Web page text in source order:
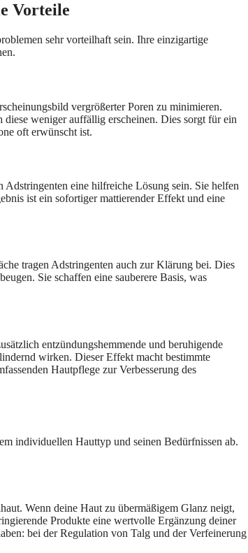
Vorteile
sehr vorteilhaft sein. Ihre einzigartige
vergrößerter Poren zu minimieren.
weniger auffällig erscheinen. Dies sorgt für ein
oft erwünscht ist.
Adstringenten eine hilfreiche Lösung sein. Sie helfen
ist ein sofortiger mattierender Effekt und eine
tragen Adstringenten auch zur Klärung bei. Dies
Sie schaffen eine sauberere Basis, was
entzündungshemmende und beruhigende
wirken. Dieser Effekt macht bestimmte
Hautpflege zur Verbesserung des
individuellen Hauttyp und seinen Bedürfnissen ab.
Wenn deine Haut zu übermäßigem Glanz neigt,
Produkte eine wertvolle Ergänzung deiner
bei der Regulation von Talg und der Verfeinerung